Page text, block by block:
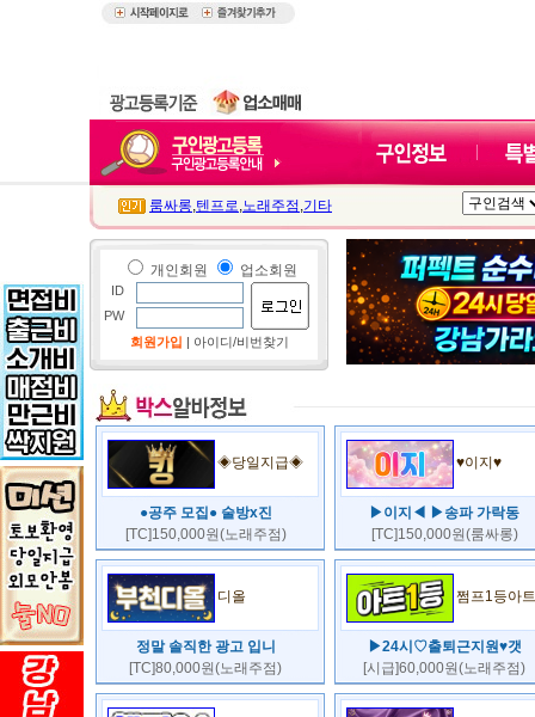
룸싸롱,텐프로,노래주점 ,기타
개인회원 업소회원
ID
PW
회원가입 | 아이디/비번찾기
◈당일지급◈
●공주 모집● 술방x진
[TC]150,000원(노래주점)
♥이지♥
▶이지◀ ▶송파 가락동
[TC]150,000원(룸싸롱)
디올
정말 솔직한 광고 입니
[TC]80,000원(노래주점)
쩜프1등아트
▶24시♡출퇴근지원♥갯
[시급]60,000원(노래주점)